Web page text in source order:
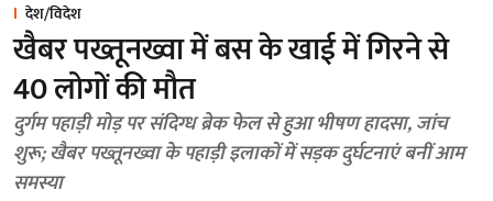
देश/विदेश
खैबर पख्तूनख्वा में बस के खाई में गिरने से
40 लोगों की मौत
दुर्गम पहाड़ी मोड़ पर संदिग्ध ब्रेक फेल से हुआ भीषण हादसा, जांच
शुरू; खैबर पख्तूनख्वा के पहाड़ी इलाकों में सड़क दुर्घटनाएं बनीं आम
समस्या